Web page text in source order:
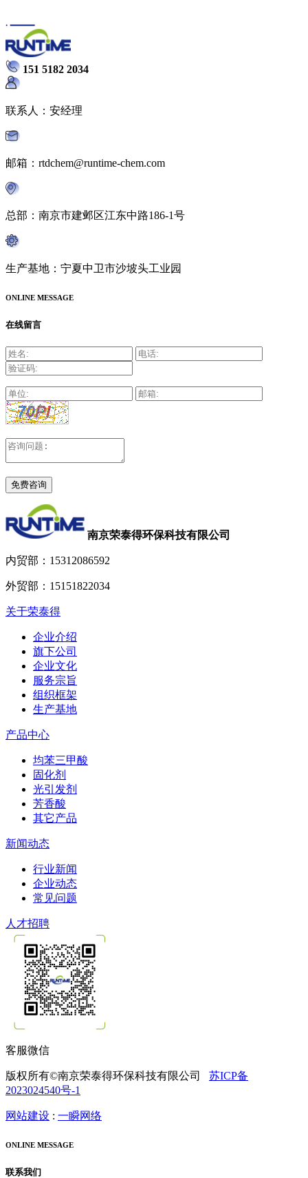
151 5182 2034
联系人：安经理
邮箱：rtdchem@runtime-chem.com
总部：南京市建邺区江东中路186-1号
生产基地：宁夏中卫市沙坡头工业园
ONLINE MESSAGE
在线留言
南京荣泰得环保科技有限公司
内贸部： 15312086592
外贸部： 15151822034
关于荣泰得
企业介绍
旗下公司
企业文化
服务宗旨
组织框架
生产基地
产品中心
均苯三甲酸
固化剂
光引发剂
芳香酸
其它产品
新闻动态
行业新闻
企业动态
常见问题
人才招聘
客服微信
版权所有©南京荣泰得环保科技有限公司 苏ICP备
2023024540号-1
网站建设 : 一瞬网络
ONLINE MESSAGE
联系我们